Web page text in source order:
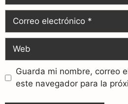
Guarda mi nombre, correo
este navegador para la